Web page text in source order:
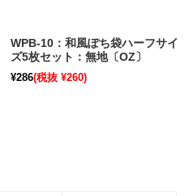
WPB-10：和風ぽち袋ハーフサイ
ズ5枚セット：無地〔OZ〕
¥286(税抜 ¥260)